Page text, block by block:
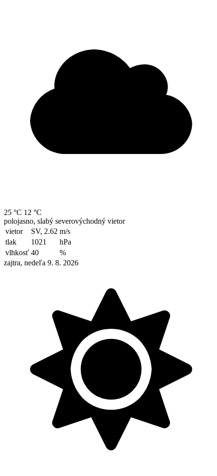
25 °C 12 °C
polojasno, slabý severovýchodný vietor
vietor
SV, 2.62 m/s
tlak
1021
hPa
vlhkosť 40
%
zajtra, nedeľa 9. 8. 2026